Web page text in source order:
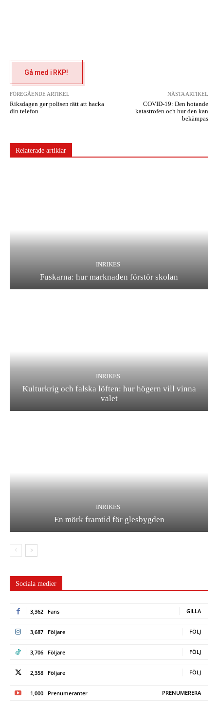
Gå med i RKP!
FÖREGÅENDE ARTIKEL
Riksdagen ger polisen rätt att hacka
din telefon
NÄSTA ARTIKEL
COVID-19: Den hotande
katastrofen och hur den kan
bekämpas
Relaterade artiklar
INRIKES
Fuskarna: hur marknaden förstör skolan
INRIKES
Kulturkrig och falska löften: hur högern vill vinna
valet
INRIKES
En mörk framtid för glesbygden
Sociala medier
3,362 Fans GILLA
3,687 Följare FÖLJ
3,706 Följare FÖLJ
2,358 Följare FÖLJ
1,000 Prenumeranter PRENUMERERA